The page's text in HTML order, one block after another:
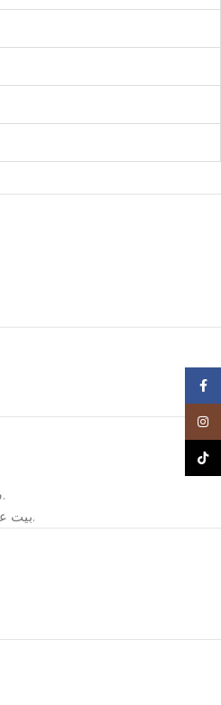
شقق ومساحات حديثة – عمق 42 سم يعطي سعة أعلى بدون فوضى.
بيت عيلة – تقسيمة الضلف والأدراج تساعد كل فرد يكون له مساحة واضحة.